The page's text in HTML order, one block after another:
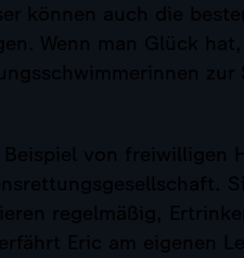
können auch die
Wenn man Glück
zur
Beispiel von freiwilligen
regelmäßig,
Eric am eigenen